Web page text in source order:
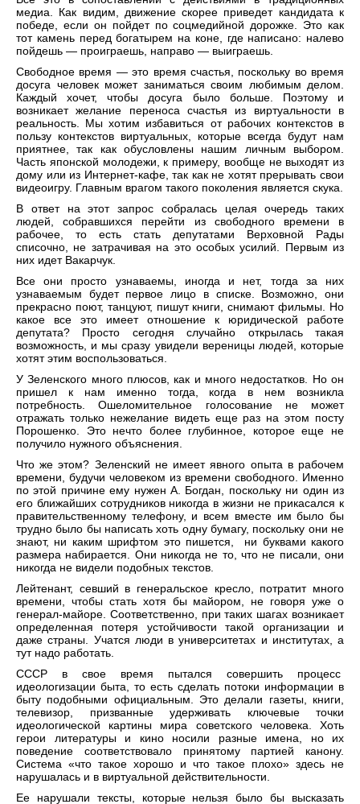
медиа. Как видим, движение скорее приведет кандидата к
победе, если он пойдет по соцмедийной дорожке. Это как
тот камень перед богатырем на коне, где написано: налево
пойдешь — проиграешь, направо — выиграешь.
Свободное время — это время счастья, поскольку во время
досуга человек может заниматься своим любимым делом.
Каждый хочет, чтобы досуга было больше. Поэтому и
возникает желание переноса счастья из виртуальности в
реальность. Мы хотим избавиться от рабочих контекстов в
пользу контекстов виртуальных, которые всегда будут нам
приятнее, так как обусловлены нашим личным выбором.
Часть японской молодежи, к примеру, вообще не выходят из
дому или из Интернет-кафе, так как не хотят прерывать свои
видеоигру. Главным врагом такого поколения является скука.
В ответ на этот запрос собралась целая очередь таких
людей, собравшихся перейти из свободного времени в
рабочее, то есть стать депутатами Верховной Рады
списочно, не затрачивая на это особых усилий. Первым из
них идет Вакарчук.
Все они просто узнаваемы, иногда и нет, тогда за них
узнаваемым будет первое лицо в списке. Возможно, они
прекрасно поют, танцуют, пишут книги, снимают фильмы. Но
какое все это имеет отношение к юридической работе
депутата? Просто сегодня случайно открылась такая
возможность, и мы сразу увидели вереницы людей, которые
хотят этим воспользоваться.
У Зеленского много плюсов, как и много недостатков. Но он
пришел к нам именно тогда, когда в нем возникла
потребность. Ошеломительное голосование не может
отражать только нежелание видеть еще раз на этом посту
Порошенко. Это нечто более глубинное, которое еще не
получило нужного объяснения.
Что же этом? Зеленский не имеет явного опыта в рабочем
времени, будучи человеком из времени свободного. Именно
по этой причине ему нужен А. Богдан, поскольку ни один из
его ближайших сотрудников никогда в жизни не прикасался к
правительственному телефону, и всем вместе им было бы
трудно было бы написать хоть одну бумагу, поскольку они не
знают, ни каким шрифтом это пишется, ни буквами какого
размера набирается. Они никогда не то, что не писали, они
никогда не видели подобных текстов.
Лейтенант, севший в генеральское кресло, потратит много
времени, чтобы стать хотя бы майором, не говоря уже о
генерал-майоре. Соответственно, при таких шагах возникает
определенная потеря устойчивости такой организации и
даже страны. Учатся люди в университетах и институтах, а
тут надо работать.
СССР в свое время пытался совершить процесс
идеологизации быта, то есть сделать потоки информации в
быту подобными официальным. Это делали газеты, книги,
телевизор, призванные удерживать ключевые точки
идеологической картины мира советского человека. Хоть
герои литературы и кино носили разные имена, но их
поведение соответствовало принятому партией канону.
Система «что такое хорошо и что такое плохо» здесь не
нарушалась и в виртуальной действительности.
Ее нарушали тексты, которые нельзя было бы высказать